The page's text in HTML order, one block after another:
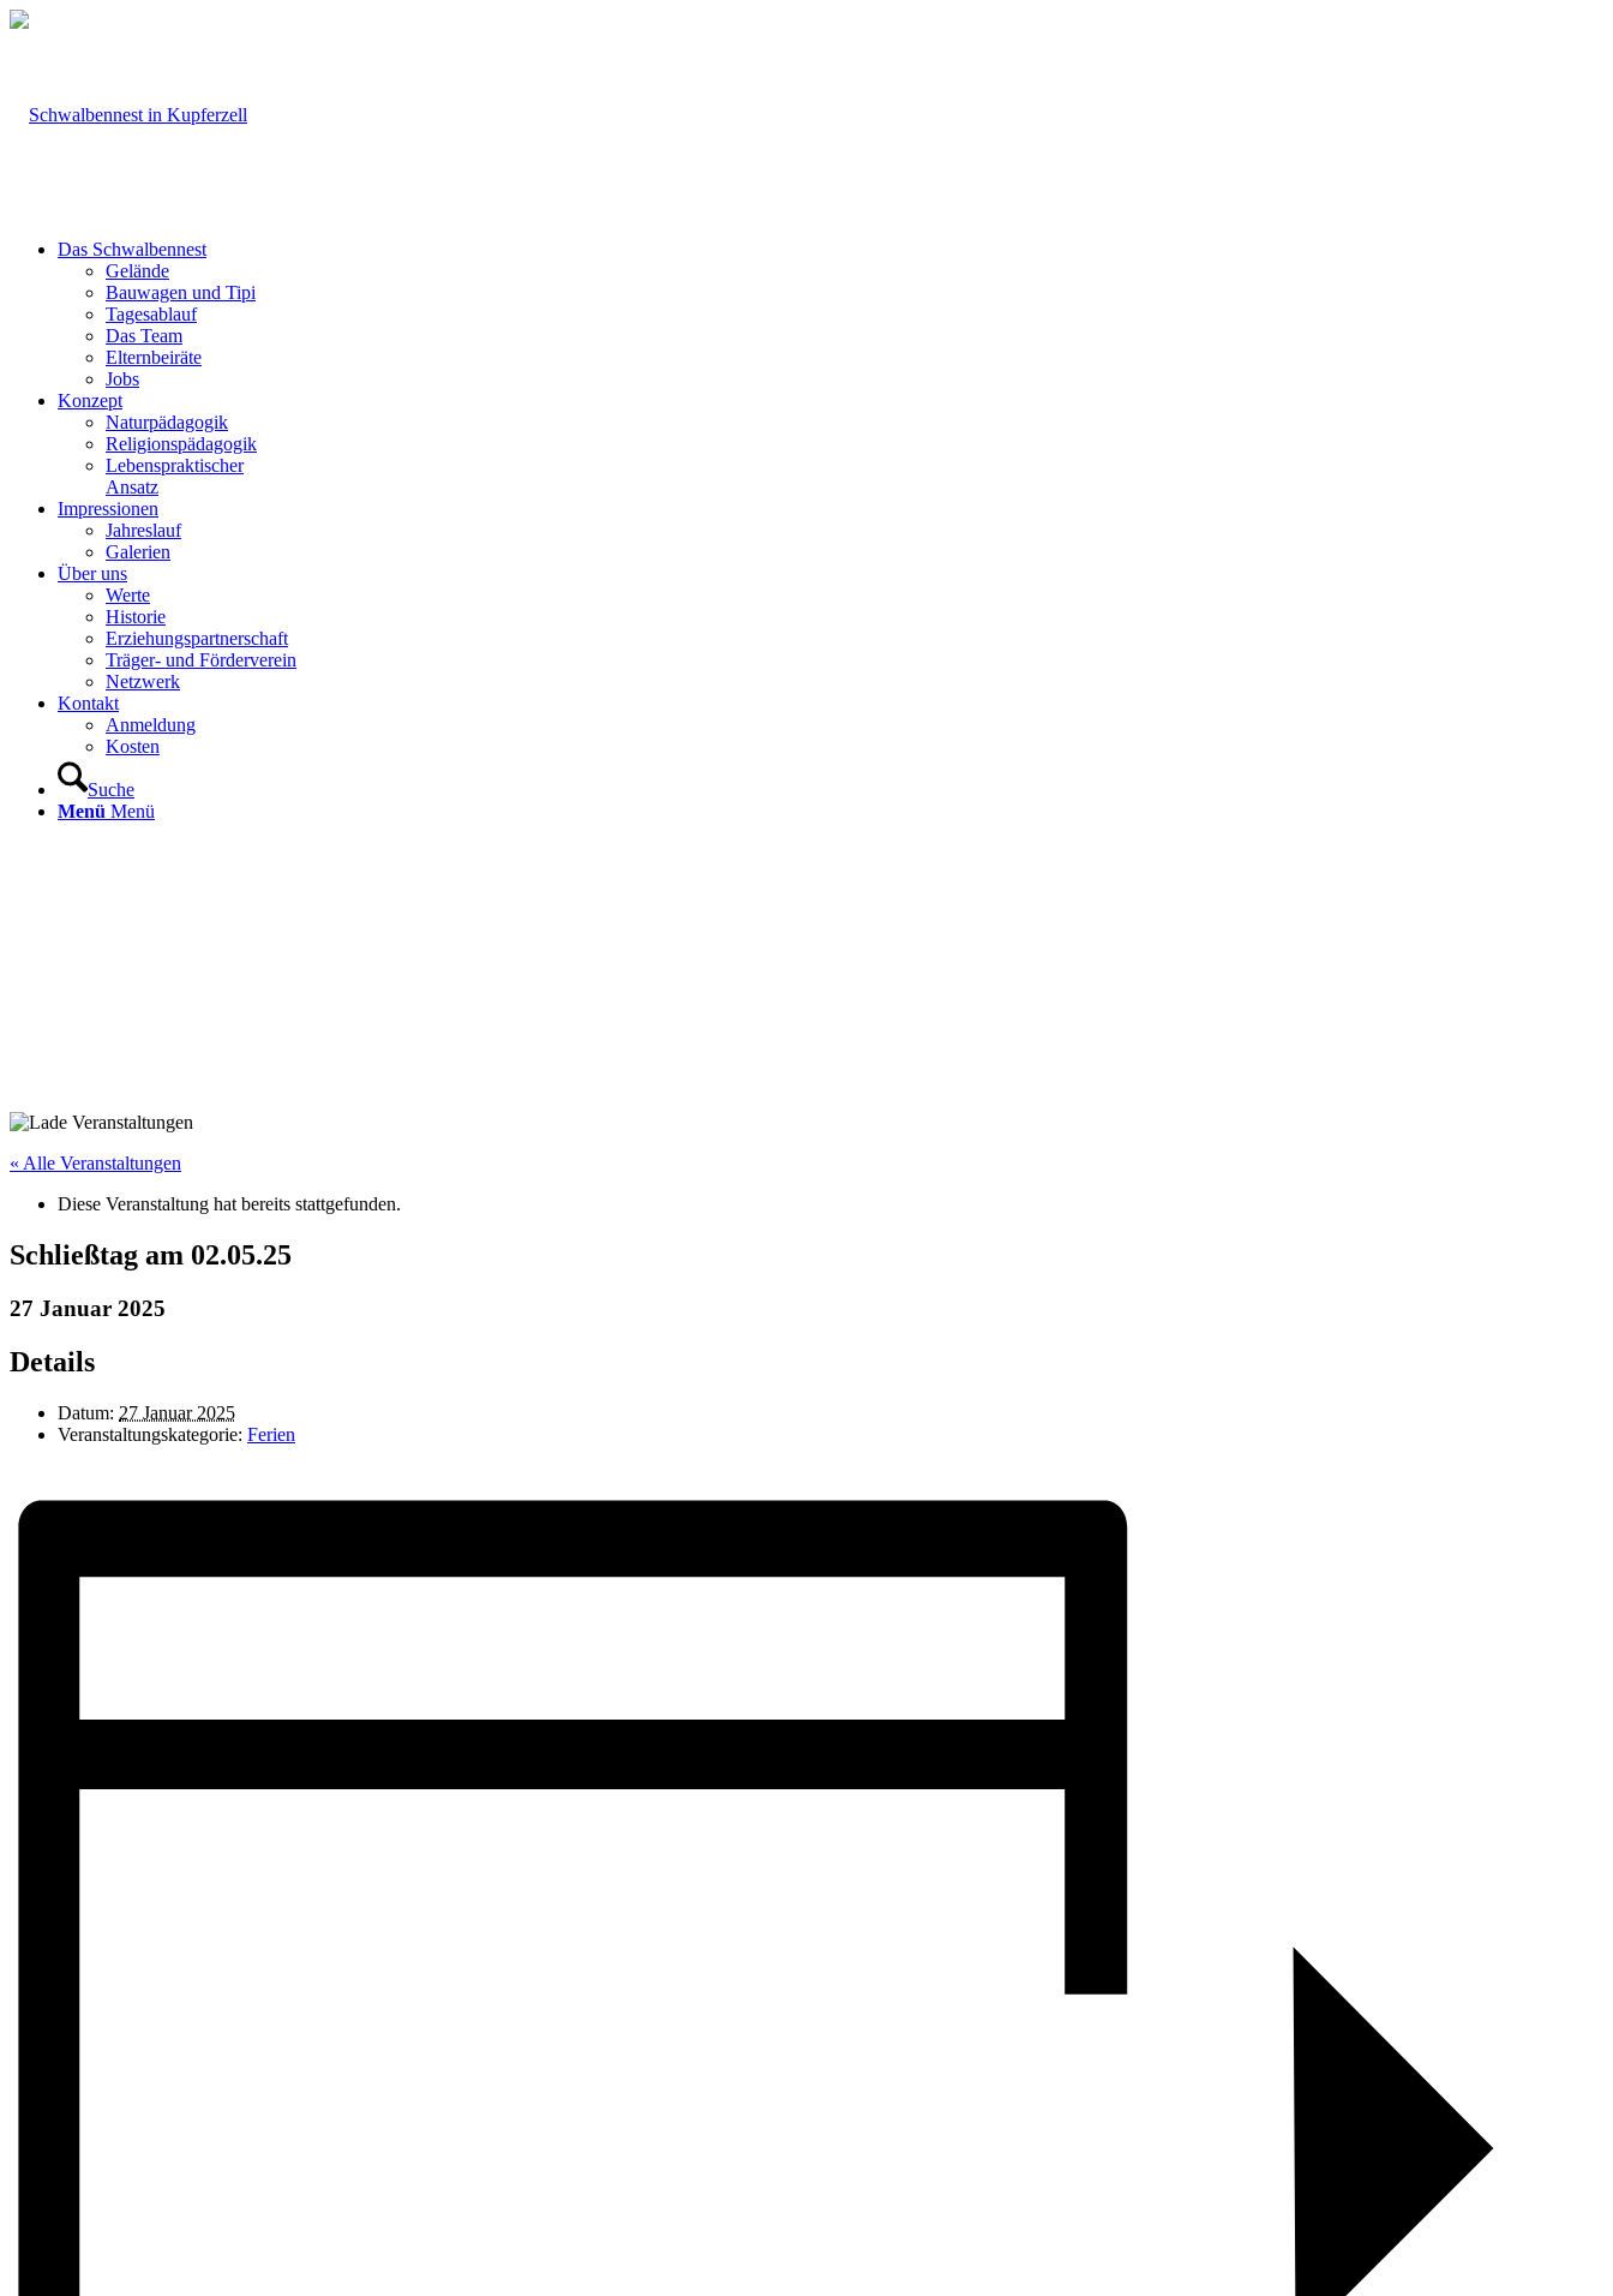
Das Schwalbennest
Gelände
Bauwagen und Tipi
Tagesablauf
Das Team
Elternbeiräte
Jobs
Konzept
Naturpädagogik
Religionspädagogik
Lebenspraktischer
Ansatz
Impressionen
Jahreslauf
Galerien
Über uns
Werte
Historie
Erziehungspartnerschaft
Träger- und Förderverein
Netzwerk
Kontakt
Anmeldung
Kosten
Suche
Menü Menü
« Alle Veranstaltungen
Diese Veranstaltung hat bereits stattgefunden.
Schließtag am 02.05.25
27 Januar 2025
Details
Datum: 27 Januar 2025
Veranstaltungskategorie: Ferien